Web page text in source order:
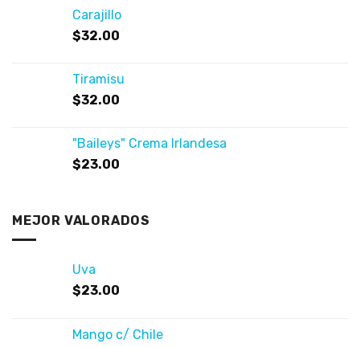
Carajillo
$32.00
Tiramisu
$32.00
"Baileys" Crema Irlandesa
$23.00
MEJOR VALORADOS
Uva
$23.00
Mango c/ Chile